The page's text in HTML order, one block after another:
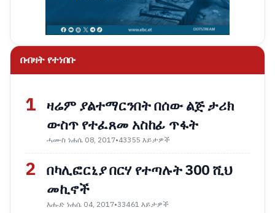
በብዛት የተነበቡ
1 ዛሬም ያልተማርንበት በሰው ልጅ ታሪክ
ውስጥ የተፈጸመ አስከፊ ጥፋት
ሓሙስ ነሐሴ 08, 2017•43355 እይታዎች
2 በካሊፎርኒያ በርሃ የተጣሉት 300 ሺህ
መኪኖች
እሑድ ነሐሴ 04, 2017•33461 እይታዎች